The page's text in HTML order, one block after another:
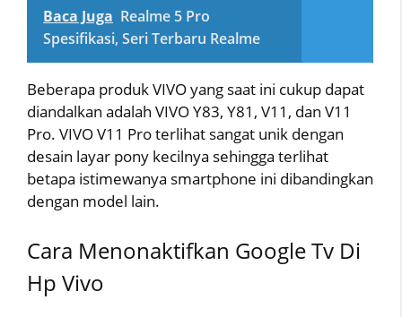
Baca Juga Realme 5 Pro
Spesifikasi, Seri Terbaru Realme
Beberapa produk VIVO yang saat ini cukup dapat
diandalkan adalah VIVO Y83, Y81, V11, dan V11
Pro. VIVO V11 Pro terlihat sangat unik dengan
desain layar pony kecilnya sehingga terlihat
betapa istimewanya smartphone ini dibandingkan
dengan model lain.
Cara Menonaktifkan Google Tv Di
Hp Vivo